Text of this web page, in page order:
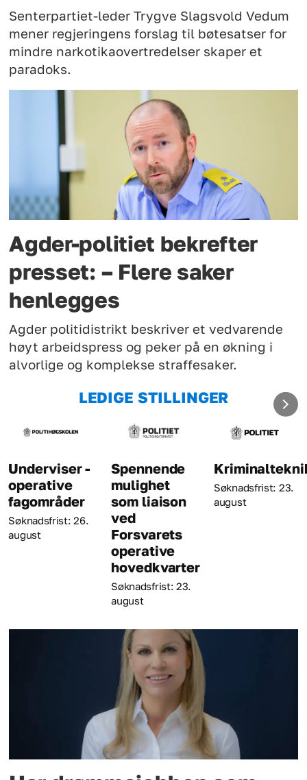
Senterpartiet-leder Trygve Slagsvold Vedum
mener regjeringens forslag til bøtesatser for
mindre narkotikaovertredelser skaper et
paradoks.
Agder-politiet bekrefter
presset: – Flere saker
henlegges
Agder politidistrikt beskriver et vedvarende
høyt arbeidspress og peker på en økning i
alvorlige og komplekse straffesaker.
LEDIGE STILLINGER
Underviser -
operative
fagområder
Søknadsfrist: 26.
august
Spennende
mulighet
som liaison
ved
Forsvarets
operative
hovedkvarter
Søknadsfrist: 23.
august
Søknadsfrist: 23.
august